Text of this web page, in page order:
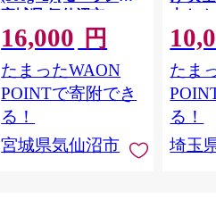
宮城県 気仙沼市
20564660] 肉 牛肉 精肉
牛たん 牛タン塩 牛た
ん塩 冷凍 焼肉 BBQ ア
ウトドア バーベキュ
ー 厚切り タン
16,000 円
たまったWAON
POINTで寄附でき
る！
宮城県気仙沼市
大き
保存
淡路島
ポーク
き肉
ず 惣
まみ
んのお
たま
る！
埼玉